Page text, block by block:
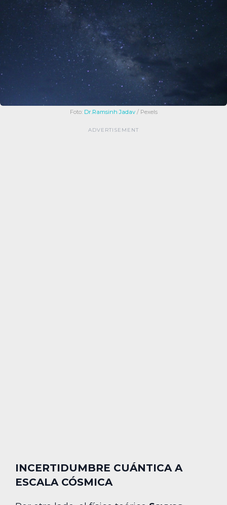
Foto: Dr.Ramsinh Jadav/ Pexels
INCERTIDUMBRE CUÁNTICA A
ESCALA CÓSMICA